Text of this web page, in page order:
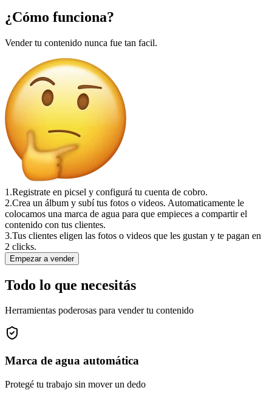
¿Cómo funciona?
Vender tu contenido nunca fue tan facil.
1.Registrate en picsel y configurá tu cuenta de cobro.
2.Crea un álbum y subí tus fotos o videos. Automaticamente le
colocamos una marca de agua para que empieces a compartir el
contenido con tus clientes.
3.Tus clientes eligen las fotos o videos que les gustan y te pagan en
2 clicks.
Empezar a vender
Todo lo que necesitás
Herramientas poderosas para vender tu contenido
Marca de agua automática
Protegé tu trabajo sin mover un dedo